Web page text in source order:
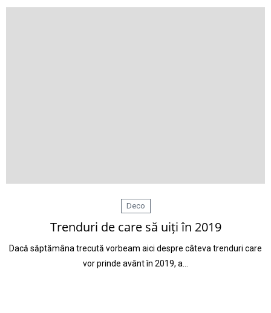
Deco
Trenduri de care să uiți în 2019
Dacă săptămâna trecută vorbeam aici despre câteva trenduri care
vor prinde avânt în 2019, a…